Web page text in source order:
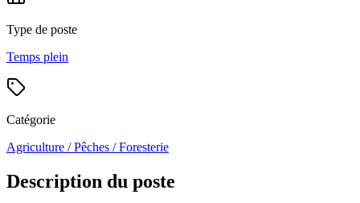
Type de poste
Temps plein
Catégorie
Agriculture / Pêches / Foresterie
Description du poste